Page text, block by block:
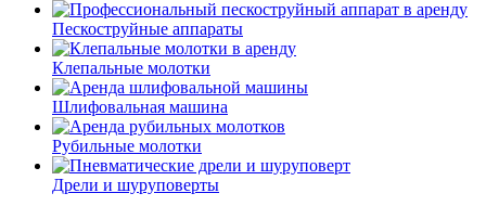
Пескоструйные аппараты
Клепальные молотки
Шлифовальная машина
Рубильные молотки
Дрели и шуруповерты